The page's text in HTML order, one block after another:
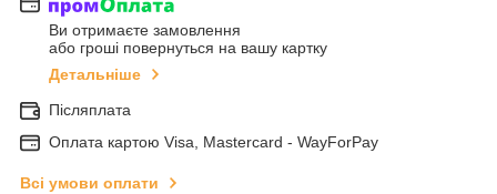
Ви отримаєте замовлення
або гроші повернуться на вашу картку
Детальніше
Післяплата
Оплата картою Visa, Mastercard - WayForPay
Всі умови оплати